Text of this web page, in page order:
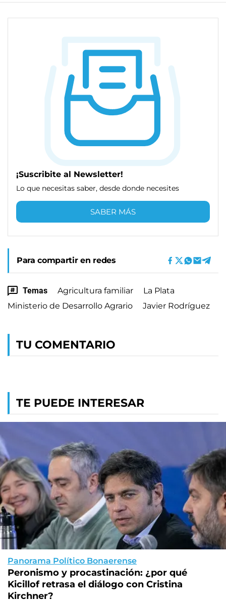
¡Suscribite al Newsletter!
Lo que necesitas saber, desde donde necesites
SABER MÁS
Para compartir en redes
Temas Agricultura familiar
La Plata
Ministerio de Desarrollo Agrario
Javier Rodríguez
TU COMENTARIO
TE PUEDE INTERESAR
Panorama Político Bonaerense
Peronismo y procastinación: ¿por qué
Kicillof retrasa el diálogo con Cristina
Kirchner?